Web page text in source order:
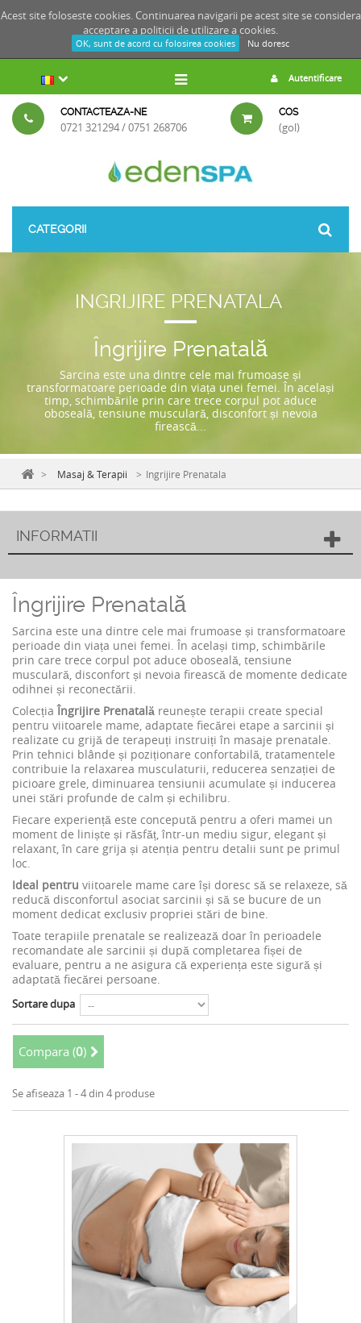
Acest site foloseste cookies. Continuarea navigarii pe acest site se considera
acceptare a politicii de utilizare a cookies.
OK, sunt de acord cu folosirea cookies Nu doresc
Autentificare
CONTACTEAZA-NE
0721 321294 / 0751 268706
COS
(gol)
CATEGORII
INGRIJIRE PRENATALA
Îngrijire Prenatală
Sarcina este una dintre cele mai frumoase și
transformatoare perioade din viața unei femei. În același
timp, schimbările prin care trece corpul pot aduce
oboseală, tensiune musculară, disconfort și nevoia
firească...
> Masaj & Terapii > Ingrijire Prenatala
INFORMATII
Îngrijire Prenatală
Sarcina este una dintre cele mai frumoase și transformatoare
perioade din viața unei femei. În același timp, schimbările
prin care trece corpul pot aduce oboseală, tensiune
musculară, disconfort și nevoia firească de momente dedicate
odihnei și reconectării.
ColecțiaÎngrijire Prenatală reunește terapii create special
pentru viitoarele mame, adaptate fiecărei etape a sarcinii și
realizate cu grijă de terapeuți instruiți în masaje prenatale.
Prin tehnici blânde și poziționare confortabilă, tratamentele
contribuie la relaxarea musculaturii, reducerea senzației de
picioare grele, diminuarea tensiunii acumulate și inducerea
unei stări profunde de calm și echilibru.
Fiecare experiență este concepută pentru a oferi mamei un
moment de liniște și răsfăț, într-un mediu sigur, elegant și
relaxant, în care grija și atenția pentru detalii sunt pe primul
loc.
Ideal pentru viitoarele mame care își doresc să se relaxeze, să
reducă disconfortul asociat sarcinii și să se bucure de un
moment dedicat exclusiv propriei stări de bine.
Toate terapiile prenatale se realizează doar în perioadele
recomandate ale sarcinii și după completarea fișei de
evaluare, pentru a ne asigura că experiența este sigură și
adaptată fiecărei persoane.
Sortare dupa
Compara (0)
Se afiseaza 1 - 4 din 4 produse